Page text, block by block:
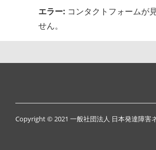
エラー: コンタクトフォームが
せん。
Copyright © 2021 一般社団法人 日本発達障害